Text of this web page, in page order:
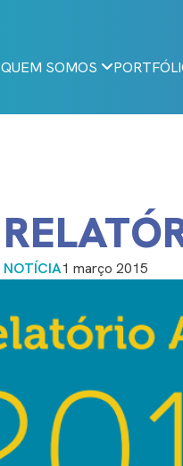
QUEM SOMOS
NOTÍCIA1 março 2015